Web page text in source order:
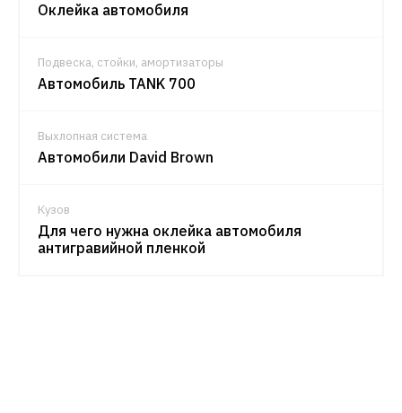
Оклейка автомобиля
Подвеска, стойки, амортизаторы
Автомобиль TANK 700
Выхлопная система
Автомобили David Brown
Кузов
Для чего нужна оклейка автомобиля
антигравийной пленкой